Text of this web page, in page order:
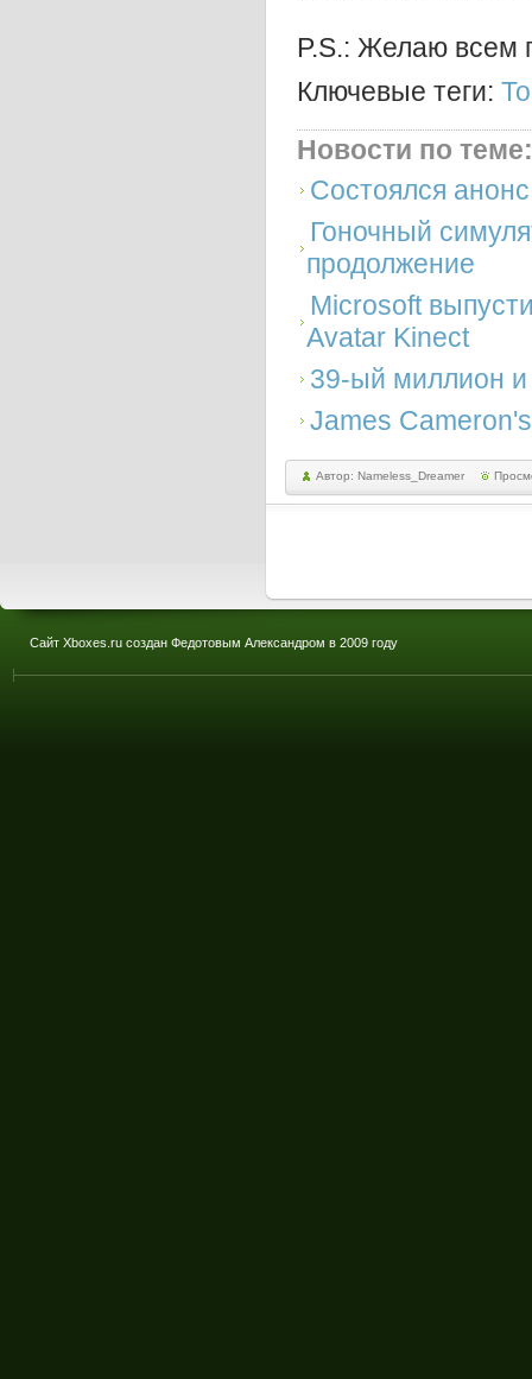
P.S.: Желаю всем
Ключевые теги:
Новости по теме:
Состоялся
Гоночный
продолжение
Microsoft
Avatar Kinect
39-ый миллион
James
Автор: Nameless_Dreamer
Сайт Xboxes.ru создан Федотовым Александром в 2009 году